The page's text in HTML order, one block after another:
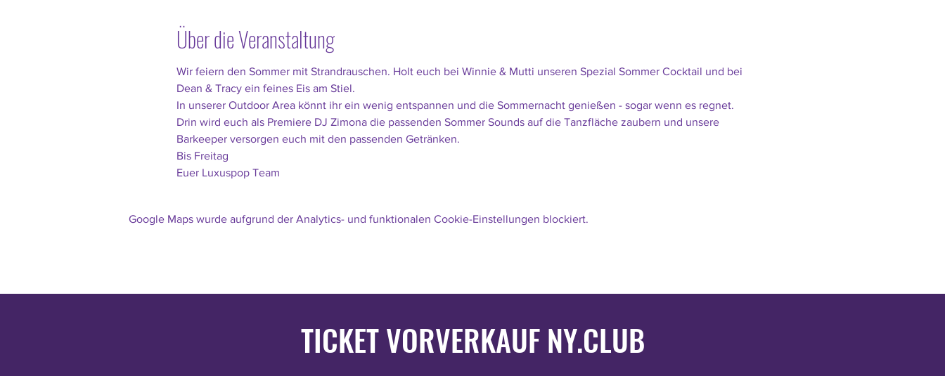
Über die Veranstaltung
Wir feiern den Sommer mit Strandrauschen. Holt euch bei Winnie & Mutti unseren Spezial Sommer Cocktail und bei
Dean & Tracy ein feines Eis am Stiel.
In unserer Outdoor Area könnt ihr ein wenig entspannen und die Sommernacht genießen - sogar wenn es regnet.
Drin wird euch als Premiere DJ Zimona die passenden Sommer Sounds auf die Tanzfläche zaubern und unsere
Barkeeper versorgen euch mit den passenden Getränken.
Bis Freitag
Euer Luxuspop Team
Google Maps wurde aufgrund der Analytics- und funktionalen Cookie-Einstellungen blockiert.
TICKET VORVERKAUF NY.CLUB